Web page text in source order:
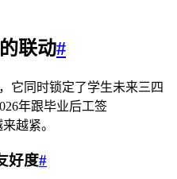
联动#
它同时锁定了学生未来三四
年跟毕业后工签
越紧。
好度#